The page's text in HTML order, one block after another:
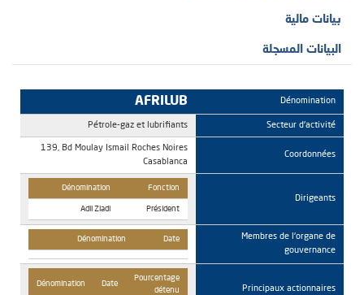
بيانات مالية
البيانات المسجلة
Dénomination
AFRILUB
Secteur d'activité
Pétrole-gaz et lubrifiants
Coordonnées
139, Bd Moulay Ismail Roches Noires
Casablanca
Dirigeants
Dénomination Fonction
Adil Ziadi Président
Membres de l'organe de
gouvernance
Dénomination Date
Principaux actionnaires
Dénomination Date
Pourcentage
détenu